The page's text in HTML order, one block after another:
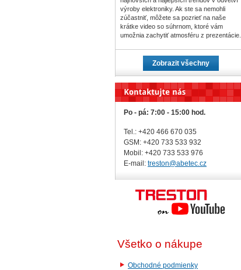
výroby elektroniky. Ak ste sa nemohli
zúčastniť, môžete sa pozrieť na naše
krátke video so súhrnom, ktoré vám
umožnia zachytiť atmosféru z prezentácie.
Zobrazit všechny
Po - pá: 7:00 - 15:00 hod.
Tel.: +420 466 670 035
GSM: +420 733 533 932
Mobil: +420 733 533 976
E-mail: treston@abetec.cz
Všetko o nákupe
Obchodné podmienky